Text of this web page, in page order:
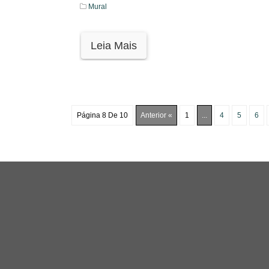
Mural
Leia Mais
Página 8 De 10 Anterior « 1 ... 4 5 6